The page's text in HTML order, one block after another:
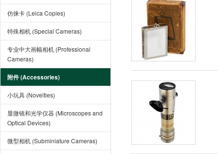
仿徕卡 (Leica Copies)
特殊相机 (Special Cameras)
专业中大画幅相机 (Professional
Cameras)
附件 (Accessories)
小玩具 (Novelties)
显微镜和光学仪器 (Microscopes and
Optical Devices)
微型相机 (Subminiature Cameras)